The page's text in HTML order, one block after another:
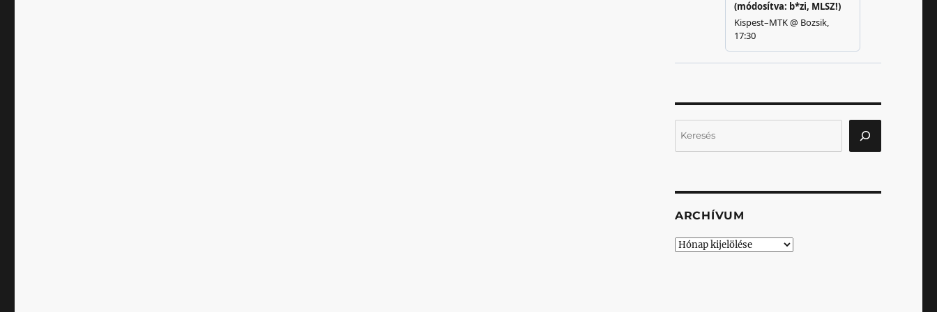
ARCHÍVUM
Archívum